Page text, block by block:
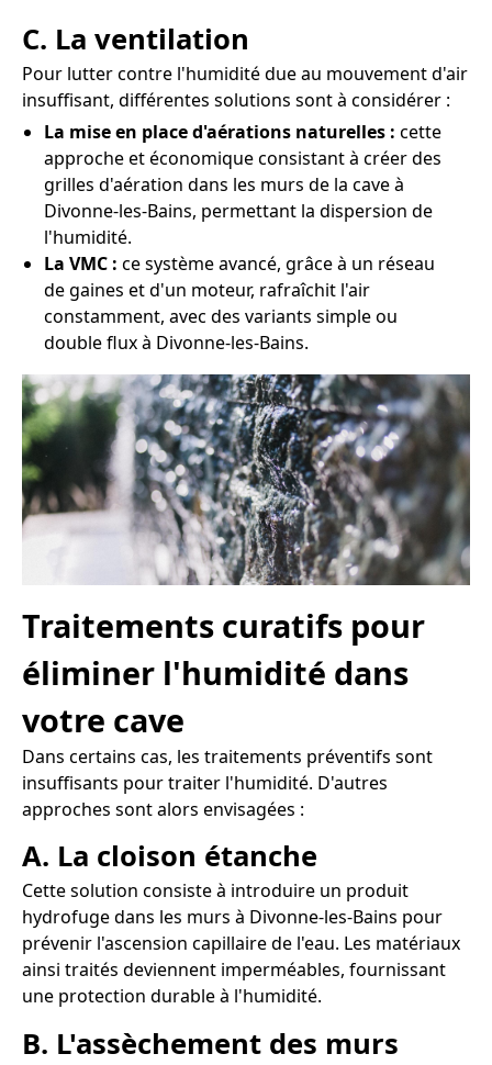
C. La ventilation
Pour lutter contre l'humidité due au mouvement d'air
insuffisant, différentes solutions sont à considérer :
La mise en place d'aérations naturelles : cette
approche et économique consistant à créer des
grilles d'aération dans les murs de la cave à
Divonne-les-Bains, permettant la dispersion de
l'humidité.
La VMC : ce système avancé, grâce à un réseau
de gaines et d'un moteur, rafraîchit l'air
constamment, avec des variants simple ou
double flux à Divonne-les-Bains.
Traitements curatifs pour
éliminer l'humidité dans
votre cave
Dans certains cas, les traitements préventifs sont
insuffisants pour traiter l'humidité. D'autres
approches sont alors envisagées :
A. La cloison étanche
Cette solution consiste à introduire un produit
hydrofuge dans les murs à Divonne-les-Bains pour
prévenir l'ascension capillaire de l'eau. Les matériaux
ainsi traités deviennent imperméables, fournissant
une protection durable à l'humidité.
B. L'assèchement des murs